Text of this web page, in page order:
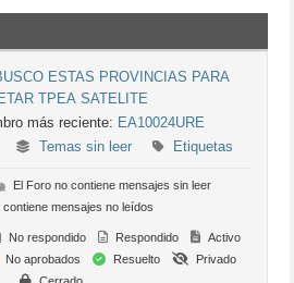
ESTAS PROVINCIAS PARA
TPEA SATELITE
más reciente: EA10024URE
Temas sin leer Etiquetas
El Foro no contiene mensajes sin leer
contiene mensajes no leídos
No respondido Respondido
Activo
No aprobados Resuelto
Privado